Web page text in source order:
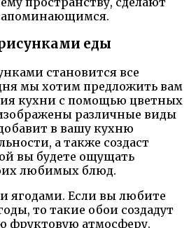
еды
становится все
мы хотим предложить вам
кухни с помощью цветных
различные виды
в вашу кухню
а также создаст
вы будете ощущать
любимых блюд.
ягодами. Если вы любите
то такие обои создадут
фруктовую атмосферу.